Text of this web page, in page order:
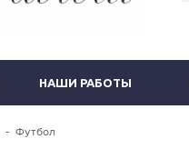
НАШИ РАБОТЫ
- Футбол